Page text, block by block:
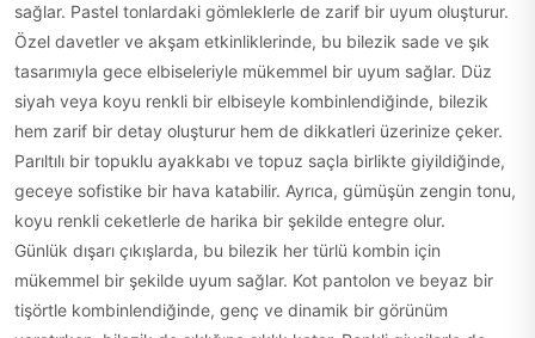
sağlar. Pastel tonlardaki gömleklerle de zarif bir uyum oluşturur.
Özel davetler ve akşam etkinliklerinde, bu bilezik sade ve şık
tasarımıyla gece elbiseleriyle mükemmel bir uyum sağlar. Düz
siyah veya koyu renkli bir elbiseyle kombinlendiğinde, bilezik
hem zarif bir detay oluşturur hem de dikkatleri üzerinize çeker.
Parıltılı bir topuklu ayakkabı ve topuz saçla birlikte giyildiğinde,
geceye sofistike bir hava katabilir. Ayrıca, gümüşün zengin tonu,
koyu renkli ceketlerle de harika bir şekilde entegre olur.
Günlük dışarı çıkışlarda, bu bilezik her türlü kombin için
mükemmel bir şekilde uyum sağlar. Kot pantolon ve beyaz bir
tişörtle kombinlendiğinde, genç ve dinamik bir görünüm